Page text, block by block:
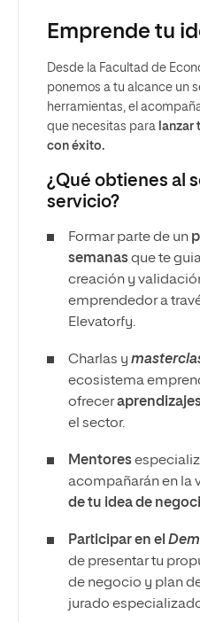
Emprende tu
Desde la Facultad de
ponemos a tu alcance un
herramientas, el
que necesitas para lanzar
con éxito.
¿Qué obtienes al
servicio?
Formar parte de un
semanasque te
creación y
emprendedor a
Elevatorfy.
Charlas y
ecosistema
ofrecer
el sector.
Mentores
acompañarán en la
de tu idea de
Participar en el
de presentar tu
de negocio y plan
jurado